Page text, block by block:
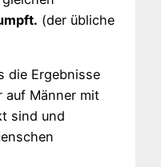
(der übliche
die Ergebnisse
auf Männer mit
sind und